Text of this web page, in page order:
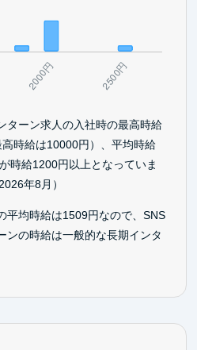
ターン求人の入社時の最高時給
時給は10000円）、平均時給
時給1200円以上となっていま
年8月）
平均時給は1509円なので、SNS
ンの時給は一般的な長期インタ